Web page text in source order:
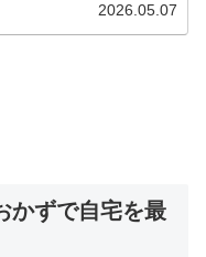
2026.05.07
かずで自宅を最